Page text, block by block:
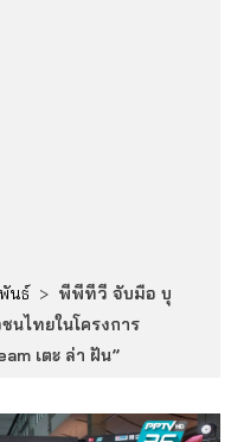
นธ์ > พีพีทีวี จับมือ บุ
นไทยในโครงการ
เตะ ล่า ฝัน”